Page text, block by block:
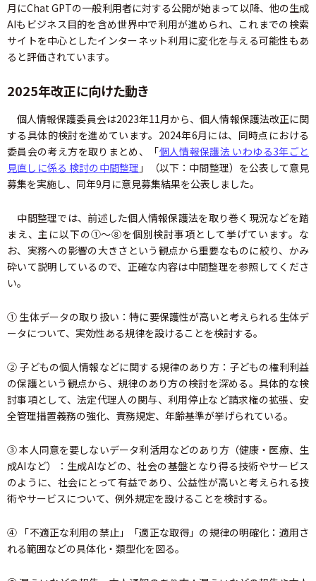
月にChat GPTの一般利用者に対する公開が始まって以降、他の生成
AIもビジネス目的を含め世界中で利用が進められ、これまでの検索
サイトを中心としたインターネット利用に変化を与える可能性もあ
ると評価されています。
2025年改正に向けた動き
個人情報保護委員会は2023年11月から、個人情報保護法改正に関
する具体的検討を進めています。2024年6月には、同時点における
委員会の考え方を取りまとめ、「個人情報保護法 いわゆる3年ごと
見直しに係る 検討の中間整理 」（以下：中間整理）を公表して意見
募集を実施し、同年9月に意見募集結果を公表しました。
中間整理では、前述した個人情報保護法を取り巻く現況などを踏
まえ、主に以下の①～⑧を個別検討事項として挙げています。な
お、実務への影響の大きさという観点から重要なものに絞り、かみ
砕いて説明しているので、正確な内容は中間整理を参照してくださ
い。
① 生体データの取り扱い：特に要保護性が高いと考えられる生体デ
ータについて、実効性ある規律を設けることを検討する。
② 子どもの個人情報などに関する規律のあり方：子どもの権利利益
の保護という観点から、規律のあり方の検討を深める。具体的な検
討事項として、法定代理人の関与、利用停止など請求権の拡張、安
全管理措置義務の強化、責務規定、年齢基準が挙げられている。
③ 本人同意を要しないデータ利活用などのあり方（健康・医療、生
成AIなど）：生成AIなどの、社会の基盤となり得る技術やサービス
のように、社会にとって有益であり、公益性が高いと考えられる技
術やサービスについて、例外規定を設けることを検討する。
④ 「不適正な利用の禁止」「適正な取得」の規律の明確化：適用さ
れる範囲などの具体化・類型化を図る。